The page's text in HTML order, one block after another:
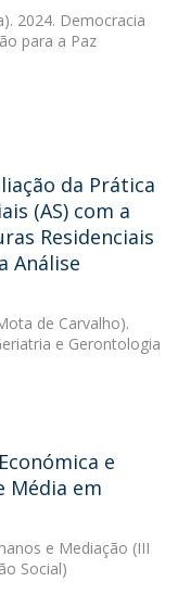
2024. Democracia
para a Paz
da Prática
(AS) com a
Residenciais
Análise
de Carvalho).
e Gerontologia
e
Média em
e Mediação (III
Social)